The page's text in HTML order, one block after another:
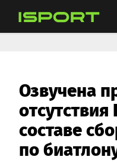
Озвучена
составе
по